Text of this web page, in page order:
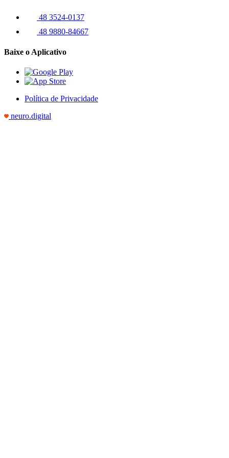
48 3524-0137
48 9880-84667
Baixe o Aplicativo
Política de Privacidade
neuro.digital